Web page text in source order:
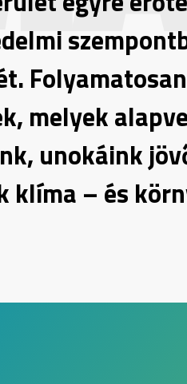
melyek
unokáink
klíma – és